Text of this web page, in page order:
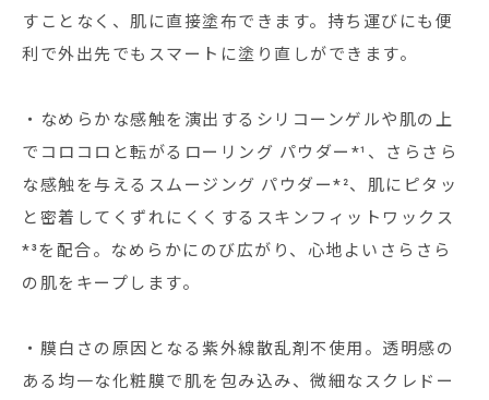
すことなく、肌に直接塗布できます。持ち運びにも便
利で外出先でもスマートに塗り直しができます。
・なめらかな感触を演出するシリコーンゲルや肌の上
でコロコロと転がるローリング パウダー*¹、さらさら
な感触を与えるスムージング パウダー*²、肌にピタッ
と密着してくずれにくくするスキンフィットワックス
*³を配合。なめらかにのび広がり、心地よいさらさら
の肌をキープします。
・膜白さの原因となる紫外線散乱剤不使用。透明感の
ある均一な化粧膜で肌を包み込み、微細なスクレドー